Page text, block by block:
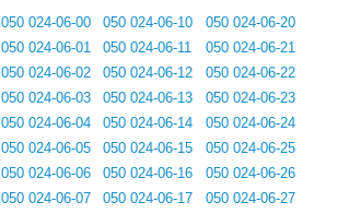
050 024-06-00
050 024-06-01
050 024-06-02
050 024-06-03
050 024-06-04
050 024-06-05
050 024-06-06
050 024-06-07
050 024-06-10
050 024-06-11
050 024-06-12
050 024-06-13
050 024-06-14
050 024-06-15
050 024-06-16
050 024-06-17
050 024-06-20
050 024-06-21
050 024-06-22
050 024-06-23
050 024-06-24
050 024-06-25
050 024-06-26
050 024-06-27